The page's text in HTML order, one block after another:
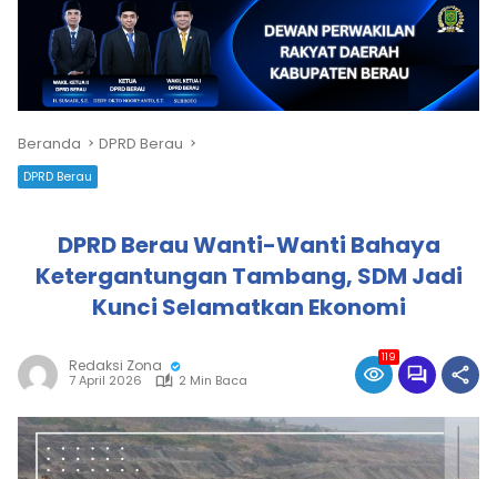
Beranda DPRD Berau
DPRD Berau
DPRD Berau Wanti-Wanti Bahaya
Ketergantungan Tambang, SDM Jadi
Kunci Selamatkan Ekonomi
Redaksi Zona
7 April 2026 2 Min Baca
119